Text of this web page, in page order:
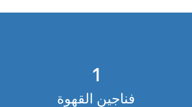
1
فناجين القهوة